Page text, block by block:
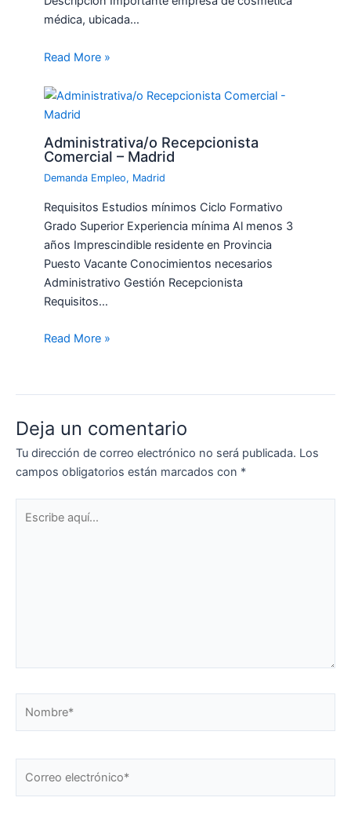
médica, ubicada…
Read More »
Administrativa/o Recepcionista
Comercial – Madrid
Demanda Empleo, Madrid
Requisitos Estudios mínimos Ciclo Formativo
Grado Superior Experiencia mínima Al menos 3
años Imprescindible residente en Provincia
Puesto Vacante Conocimientos necesarios
Administrativo Gestión Recepcionista
Requisitos…
Read More »
Deja un comentario
Tu dirección de correo electrónico no será publicada. Los
campos obligatorios están marcados con *
aquí...